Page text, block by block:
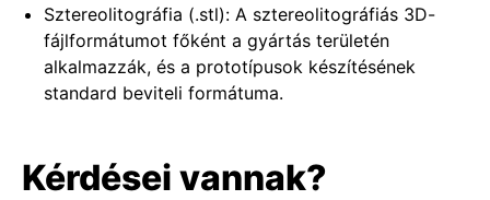
Sztereolitográfia (.stl): A sztereolitográfiás 3D-
fájlformátumot főként a gyártás területén
alkalmazzák, és a prototípusok készítésének
standard beviteli formátuma.
Kérdései vannak?